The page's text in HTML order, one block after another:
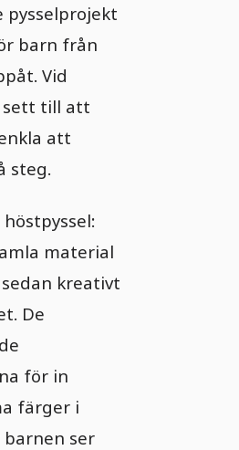
pysselprojekt
barn från
Vid
sett till att
att
steg.
material
kreativt
De
för in
färger i
ser